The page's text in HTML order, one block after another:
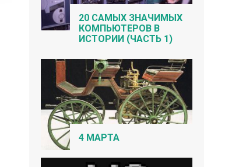
20 САМЫХ ЗНАЧИМЫХ
КОМПЬЮТЕРОВ В
ИСТОРИИ (ЧАСТЬ 1)
4 МАРТА